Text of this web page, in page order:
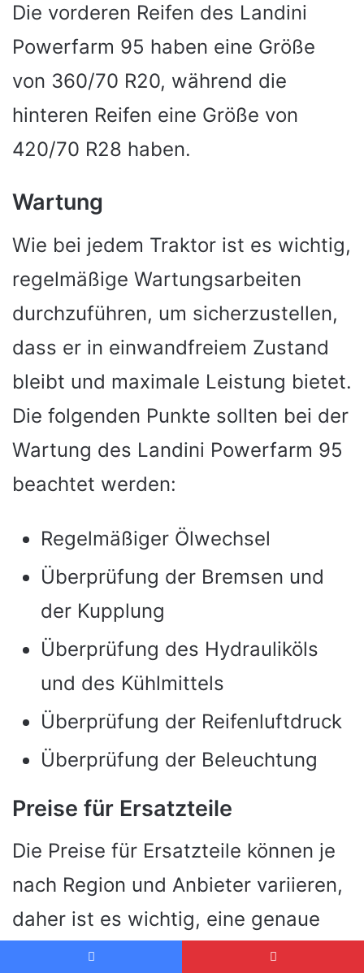
Die vorderen Reifen des Landini
Powerfarm 95 haben eine Größe
von 360/70 R20, während die
hinteren Reifen eine Größe von
420/70 R28 haben.
Wartung
Wie bei jedem Traktor ist es wichtig,
regelmäßige Wartungsarbeiten
durchzuführen, um sicherzustellen,
dass er in einwandfreiem Zustand
bleibt und maximale Leistung bietet.
Die folgenden Punkte sollten bei der
Wartung des Landini Powerfarm 95
beachtet werden:
Regelmäßiger Ölwechsel
Überprüfung der Bremsen und
der Kupplung
Überprüfung des Hydrauliköls
und des Kühlmittels
Überprüfung der Reifenluftdruck
Überprüfung der Beleuchtung
Preise für Ersatzteile
Die Preise für Ersatzteile können je
nach Region und Anbieter variieren,
daher ist es wichtig, eine genaue
Vorstellung von den Kosten zu